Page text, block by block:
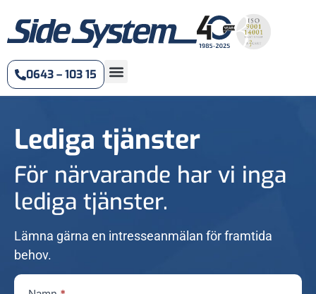
0643 – 103 15
Lediga tjänster
För närvarande har vi inga
lediga tjänster.
Lämna gärna en intresseanmälan för framtida
behov.